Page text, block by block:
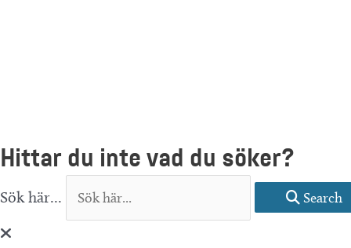
Hittar du inte vad du söker?
Sök här... Search